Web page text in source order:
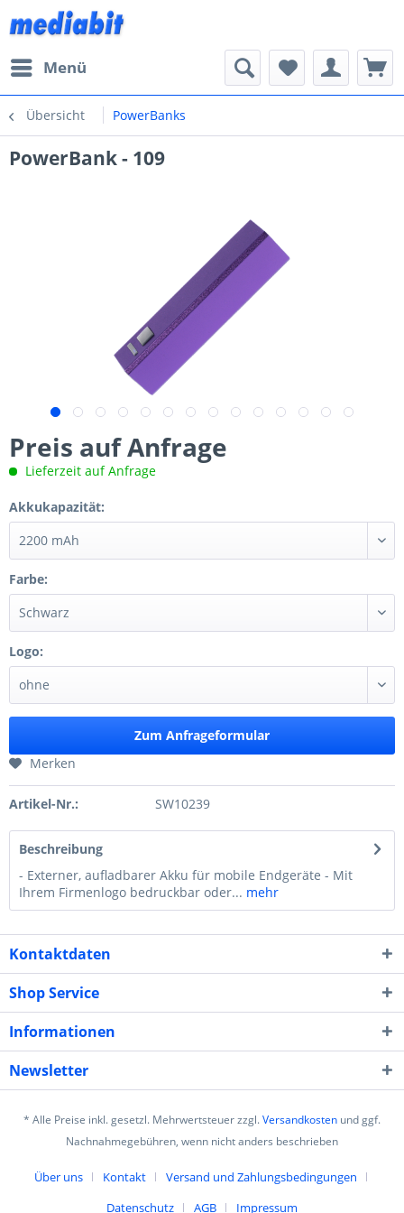
Menü
Übersicht PowerBanks
PowerBank - 109
Preis auf Anfrage
Lieferzeit auf Anfrage
Akkukapazität:
Farbe:
Logo:
Zum Anfrageformular
Merken
Artikel-Nr.: SW10239
Beschreibung
- Externer, aufladbarer Akku für mobile Endgeräte - Mit
Ihrem Firmenlogo bedruckbar oder... mehr
Kontaktdaten
Shop Service
Informationen
Newsletter
* Alle Preise inkl. gesetzl. Mehrwertsteuer zzgl.Versandkosten und ggf.
Nachnahmegebühren, wenn nicht anders beschrieben
Über uns Kontakt
Versand und Zahlungsbedingungen
Datenschutz
AGB Impressum